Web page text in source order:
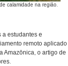
calamidade na região.
estudantes e
remoto aplicado
Amazônica, o artigo de